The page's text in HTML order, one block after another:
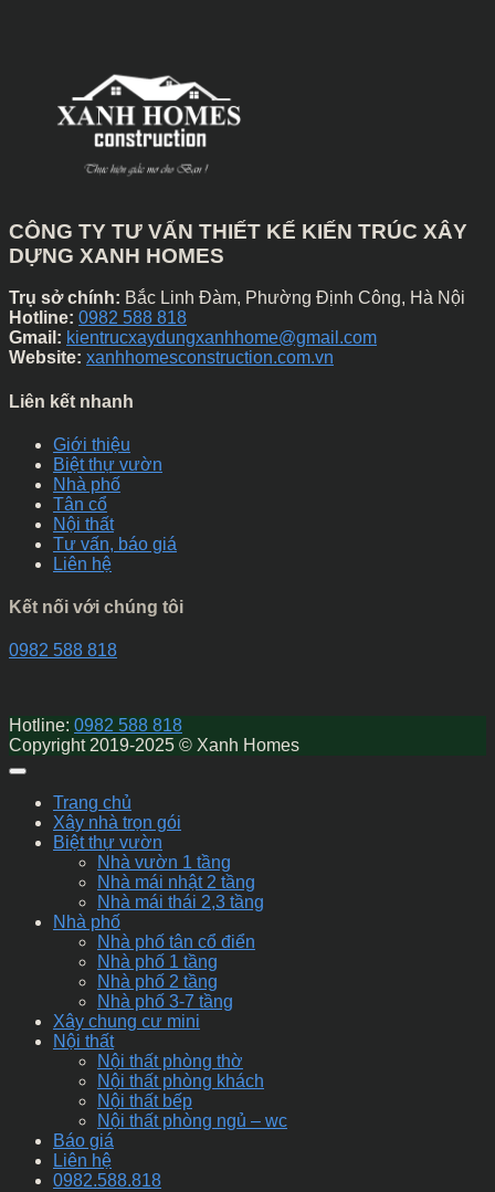
CÔNG TY TƯ VẤN THIẾT KẾ KIẾN TRÚC XÂY
DỰNG XANH HOMES
Trụ sở chính: Bắc Linh Đàm, Phường Định Công, Hà Nội
Hotline: 0982 588 818
Gmail: kientrucxaydungxanhhome@gmail.com
Website: xanhhomesconstruction.com.vn
Liên kết nhanh
Giới thiệu
Biệt thự vườn
Nhà phố
Tân cổ
Nội thất
Tư vấn, báo giá
Liên hệ
Kết nối với chúng tôi
0982 588 818
Hotline: 0982 588 818
Copyright 2019-2025 © Xanh Homes
Trang chủ
Xây nhà trọn gói
Biệt thự vườn
Nhà vườn 1 tầng
Nhà mái nhật 2 tầng
Nhà mái thái 2,3 tầng
Nhà phố
Nhà phố tân cổ điển
Nhà phố 1 tầng
Nhà phố 2 tầng
Nhà phố 3-7 tầng
Xây chung cư mini
Nội thất
Nội thất phòng thờ
Nội thất phòng khách
Nội thất bếp
Nội thất phòng ngủ – wc
Báo giá
Liên hệ
0982.588.818